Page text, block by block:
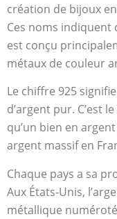
création de bijoux
Ces noms indiquent
est conçu
métaux de couleur
Le chiffre 925
d’argent pur. C’est
qu’un bien en
argent massif en
Chaque pays a sa
Aux États-Unis,
métallique numéroté